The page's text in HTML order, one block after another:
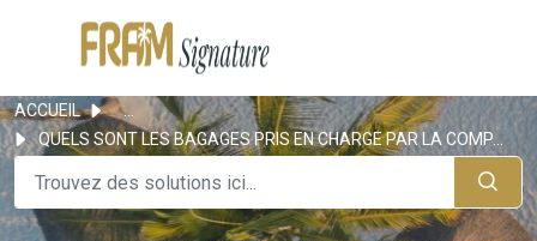
ACCUEIL
...
QUELS SONT LES BAGAGES PRIS EN CHARGE PAR LA COMPAGNIE AÉ...